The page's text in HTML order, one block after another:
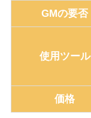
GMの要否
使用ツール
価格